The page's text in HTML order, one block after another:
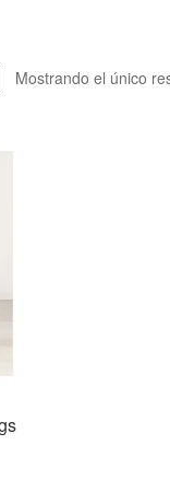
Mostrando el único